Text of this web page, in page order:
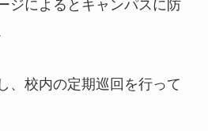
ジによるとキャンパスに防
、校内の定期巡回を行って